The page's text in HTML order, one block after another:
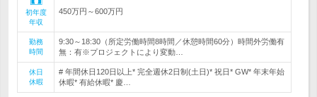
初年度
年収
450万円～600万円
勤務
時間
9:30～18:30（所定労働時間8時間／休憩時間60分）時間外労働有
無：有※プロジェクトにより変動…
休日
休暇
# 年間休日120日以上* 完全週休2日制(土日)* 祝日* GW* 年末年始
休暇* 有給休暇* 慶…